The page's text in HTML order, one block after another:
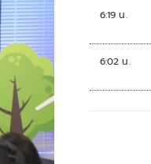
6:19 น.
6:02 น.